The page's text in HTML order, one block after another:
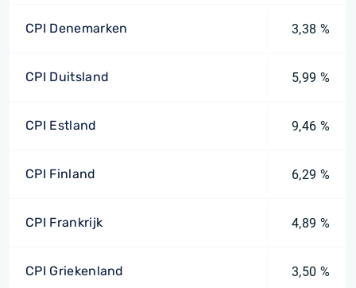
CPI Denemarken 3,38 %
CPI Duitsland 5,99 %
CPI Estland 9,46 %
CPI Finland 6,29 %
CPI Frankrijk 4,89 %
CPI Griekenland 3,50 %